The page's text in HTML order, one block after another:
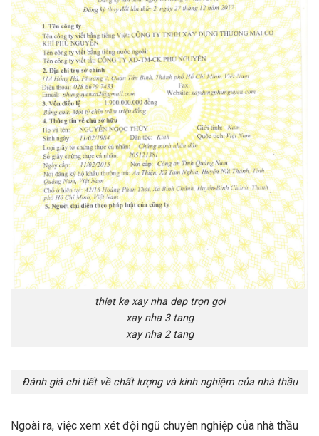
thiet ke xay nha dep trọn goi
xay nha 3 tang
xay nha 2 tang
Đánh giá chi tiết về chất lượng và kinh nghiệm của nhà thầu
Ngoài ra, việc xem xét đội ngũ chuyên nghiệp của nhà thầu